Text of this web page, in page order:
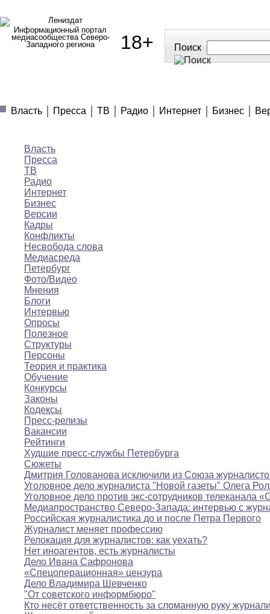
Информационный портал
медиасообщества Северо-
Западного региона
18+ Поиск
Власть
Пресса ТВ Радио Интернет Бизнес
Власть
Пресса
ТВ
Радио
Интернет
Бизнес
Версии
Кадры
Конфликты
Несвобода слова
Медиасреда
Петербург
Фото/Видео
Мнения
Блоги
Интервью
Опросы
Полезное
Структуры
Персоны
Теория и практика
Обучение
Конкурсы
Законы
Кодексы
Пресс-релизы
Вакансии
Рейтинги
Худшие пресс-службы Петербурга
Сюжеты
Дмитрия Голованова исключили из Союза
Уголовное дело журналиста "Новой газеты" Олега
Уголовное дело против экс-сотрудников телеканала
Медиапространство Северо-Запада: интервью с
Российская журналистика до и после Петра Первого
Журналист меняет профессию
Релокация для журналистов: как уехать?
Нет иноагентов, есть журналисты
Дело Ивана Сафронова
«Спецоперационная» цензура
Дело Владимира Шевченко
"От советского информбюро"
Кто несёт ответственность за сломанную руку